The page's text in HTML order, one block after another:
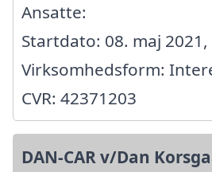
Ansatte:
Startdato: 08. maj 2021,
Virksomhedsform:
CVR: 42371203
DAN-CAR v/Dan